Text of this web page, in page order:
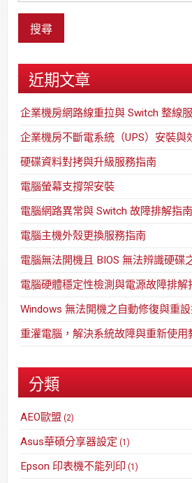
近期文章
企業機房網路線重拉與 Switch 整線
企業機房不斷電系統（UPS）安裝與
硬碟資料對拷與升級服務指南
電腦螢幕支撐架安裝
電腦網路異常與 Switch 故障排解指南
電腦主機外殼更換服務指南
電腦無法開機且 BIOS 無法辨識硬碟
電腦硬體穩定性檢測與電源故障排解
Windows 無法開機之自動修復與重
重灌電腦，解決系統故障與重新使用
分類
AEO歐盟 (2)
Asus華碩分享器設定 (1)
Epson 印表機不能列印 (1)